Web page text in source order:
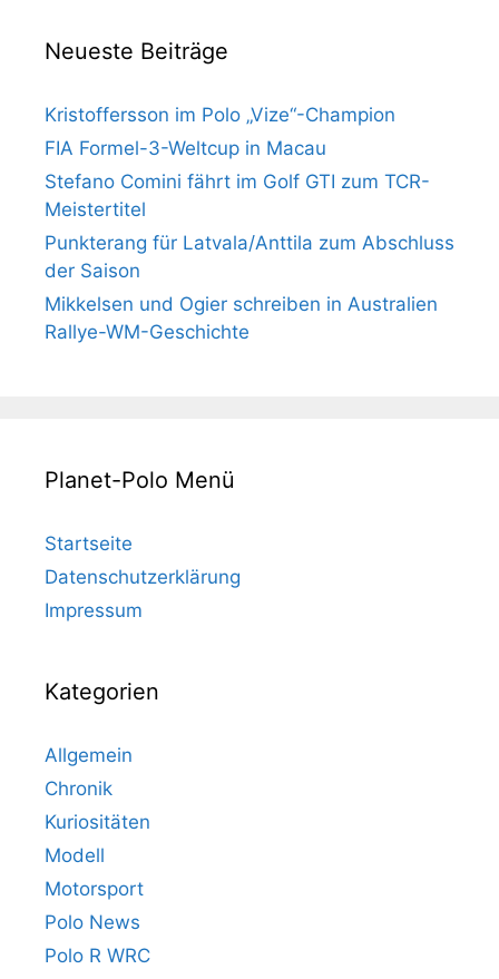
Neueste Beiträge
Kristoffersson im Polo „Vize“-Champion
FIA Formel-3-Weltcup in Macau
Stefano Comini fährt im Golf GTI zum TCR-
Meistertitel
Punkterang für Latvala/Anttila zum Abschluss
der Saison
Mikkelsen und Ogier schreiben in Australien
Rallye-WM-Geschichte
Planet-Polo Menü
Startseite
Datenschutzerklärung
Impressum
Kategorien
Allgemein
Chronik
Kuriositäten
Modell
Motorsport
Polo News
Polo R WRC